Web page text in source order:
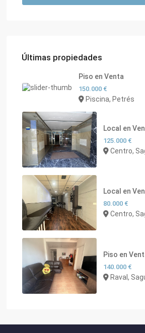
Últimas propiedades
Piso en Venta
150.000 €
Piscina, Petrés
Local en
125.000 €
Centro,
Local en
80.000 €
Centro,
Piso en
140.000 €
Raval,